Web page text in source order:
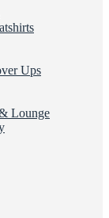
Ups
Lounge